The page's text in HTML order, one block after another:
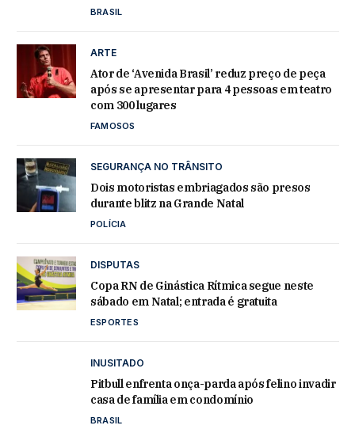
BRASIL
ARTE
Ator de ‘Avenida Brasil’ reduz preço de peça
após se apresentar para 4 pessoas em teatro
com 300 lugares
FAMOSOS
SEGURANÇA NO TRÂNSITO
Dois motoristas embriagados são presos
durante blitz na Grande Natal
POLÍCIA
DISPUTAS
Copa RN de Ginástica Rítmica segue neste
sábado em Natal; entrada é gratuita
ESPORTES
INUSITADO
Pitbull enfrenta onça-parda após felino invadir
casa de família em condomínio
BRASIL